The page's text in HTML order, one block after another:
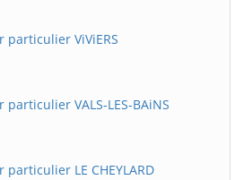
ViViERS
VALS-LES-BAiNS
LE CHEYLARD